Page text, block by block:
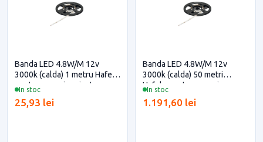
In stoc
Banda LED 4.8W/M 12v
3000k (calda) 1 metru Hafele
pentru casa si proiecte
25,93 lei
In stoc
Banda LED 4.8W/M 12v
3000k (calda) 50 metri
Hafele pentru casa si
1.191,60 lei